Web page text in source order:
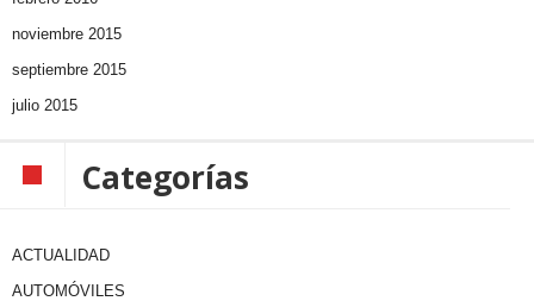
noviembre 2015
septiembre 2015
julio 2015
Categorías
ACTUALIDAD
AUTOMÓVILES